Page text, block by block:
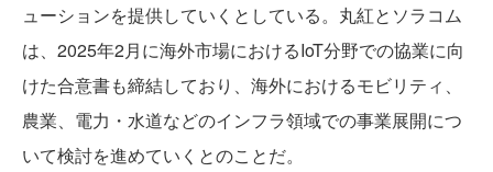
ューションを提供していくとしている。丸紅とソラコム
は、2025年2月に海外市場におけるIoT分野での協業に向
けた合意書も締結しており、海外におけるモビリティ、
農業、電力・水道などのインフラ領域での事業展開につ
いて検討を進めていくとのことだ。